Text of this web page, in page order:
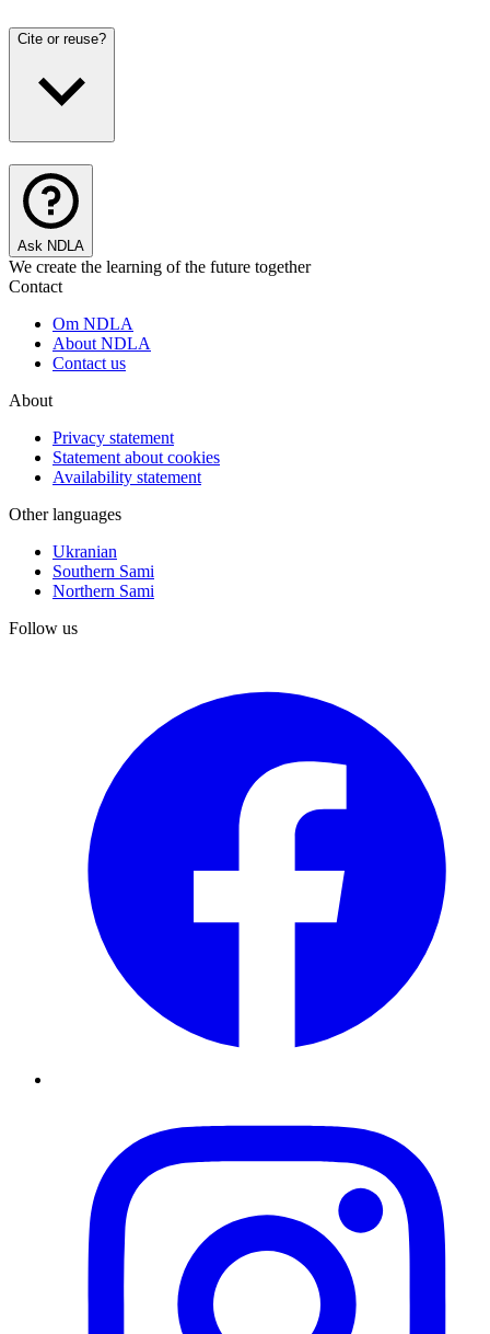
Cite or reuse?
Ask NDLA
We create the learning of the future together
Contact
Om NDLA
About NDLA
Contact us
About
Privacy statement
Statement about cookies
Availability statement
Other languages
Ukranian
Southern Sami
Northern Sami
Follow us